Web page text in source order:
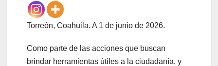
Torreón, Coahuila. A 1 de junio de 2026.
Como parte de las acciones que buscan
brindar herramientas útiles a la ciudadanía, y